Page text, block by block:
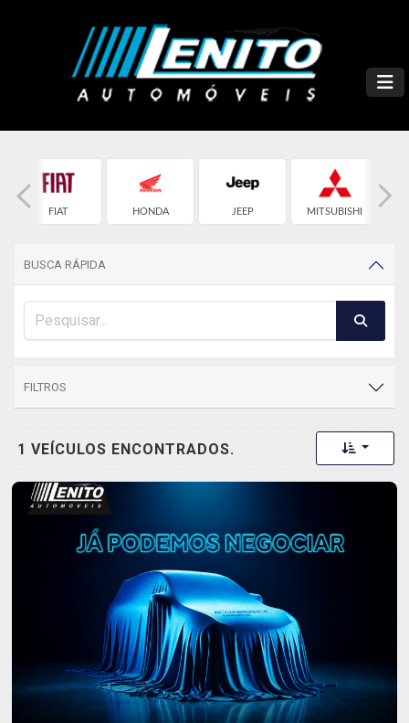
FIAT HONDA JEEP MITSUBISHI
BUSCA RÁPIDA
FILTROS
1 VEÍCULOS ENCONTRADOS. Toggle